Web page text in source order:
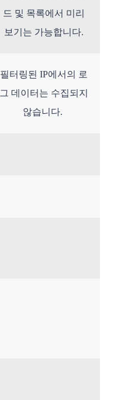
드 및 목록에서 미리
보기는 가능합니다.​
필터링된 IP에서의 로
그 데이터는 수집되지
않습니다.